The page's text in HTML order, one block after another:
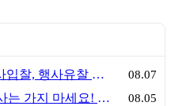
[행사입찰]8월 첫째 주 행사입찰, 행사유찰 결과 08.07
행사기획자 취업, 이런 회사는 가지 마세요! 신입이 꼭 알아야 할 5가지 기준[이벤트산업 팩트체크#3] 08.05